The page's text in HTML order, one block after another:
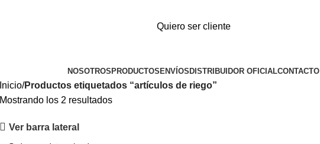
Quiero ser cliente
NOSOTROS PRODUCTOS ENVÍOS DISTRIBUIDOR OFICIALCONTACTO
Inicio Productos etiquetados “artículos de riego”
Mostrando los 2 resultados
Ver barra lateral